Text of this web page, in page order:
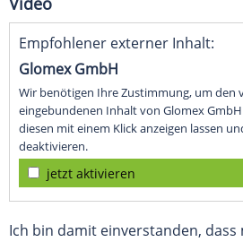
Empfohlener externer Inhalt:
Glomex GmbH
Wir benötigen Ihre Zustimmung, um den
eingebundenen Inhalt von Glomex
diesen mit einem Klick anzeigen lassen
deaktivieren.
jetzt aktivieren
Ich bin damit einverstanden,